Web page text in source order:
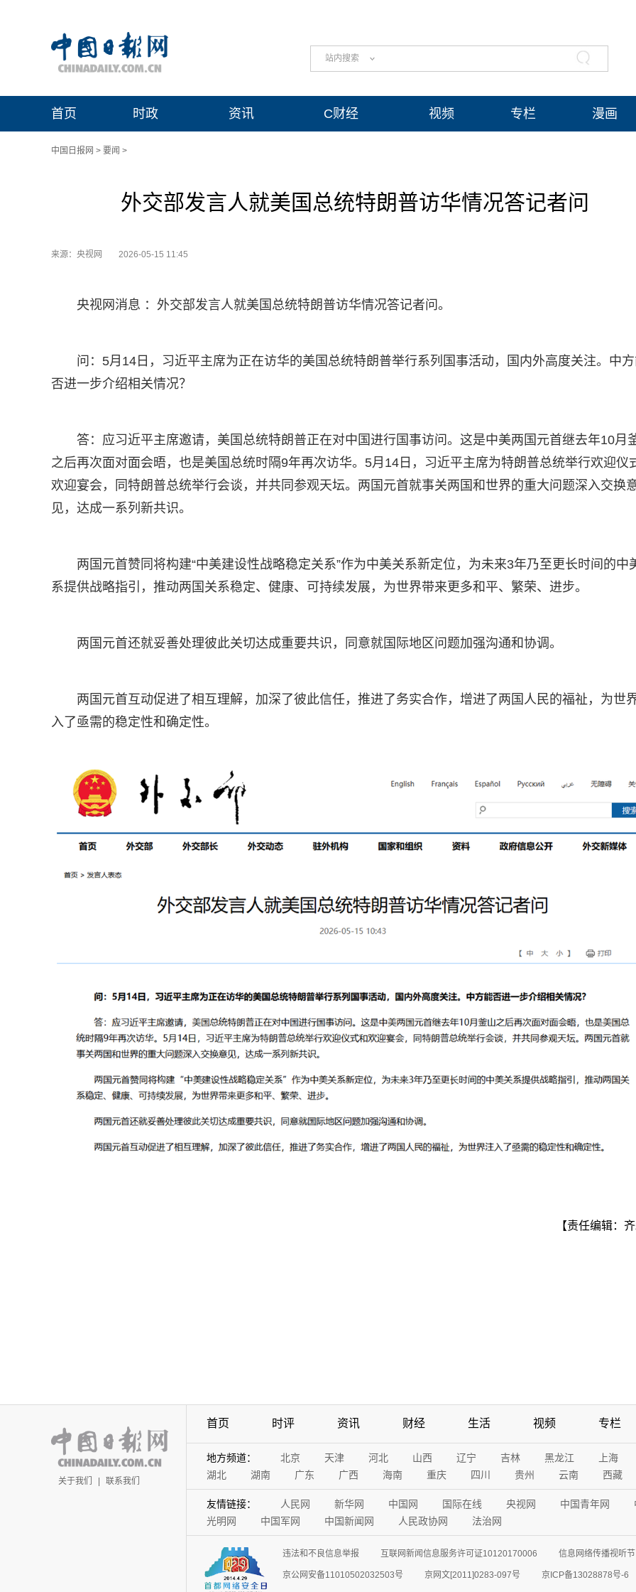
站内搜索
首页 时政 资讯 C财经 视频 专栏 漫画
中国日报网 > 要闻 >
外交部发言人就美国总统特朗普访华情况答记者问
来源：央视网 2026-05-15 11:45
央视网消息 ：外交部发言人就美国总统特朗普访华情况答记者问。
问：5月14日，习近平主席为正在访华的美国总统特朗普举行系列国事活动，国内外高度关注。中
否进一步介绍相关情况？
答：应习近平主席邀请，美国总统特朗普正在对中国进行国事访问。这是中美两国元首继去年10月
之后再次面对面会晤，也是美国总统时隔9年再次访华。5月14日，习近平主席为特朗普总统举行欢迎仪
欢迎宴会，同特朗普总统举行会谈，并共同参观天坛。两国元首就事关两国和世界的重大问题深入交换
见，达成一系列新共识。
两国元首赞同将构建“中美建设性战略稳定关系”作为中美关系新定位，为未来3年乃至更长时间的中
系提供战略指引，推动两国关系稳定、健康、可持续发展，为世界带来更多和平、繁荣、进步。
两国元首还就妥善处理彼此关切达成重要共识，同意就国际地区问题加强沟通和协调。
两国元首互动促进了相互理解，加深了彼此信任，推进了务实合作，增进了两国人民的福祉，为世
入了亟需的稳定性和确定性。
【责任编辑：
关于我们 | 联系我们
首页 时评 资讯 财经 生活 视频 专栏
地方频道： 北京 天津 河北 山西 辽宁 吉林 黑龙江
上海
湖北
湖南 广东 广西 海南 重庆 四川 贵州 云南 西藏
友情链接： 人民网 新华网 中国网 国际在线 央视网 中国青年网
光明网
中国军网 中国新闻网 人民政协网 法治网
违法和不良信息举报 互联网新闻信息服务许可证10120170006 信息网络传播视听
京公网安备11010502032503号 京网文[2011]0283-097号 京ICP备13028878号-6